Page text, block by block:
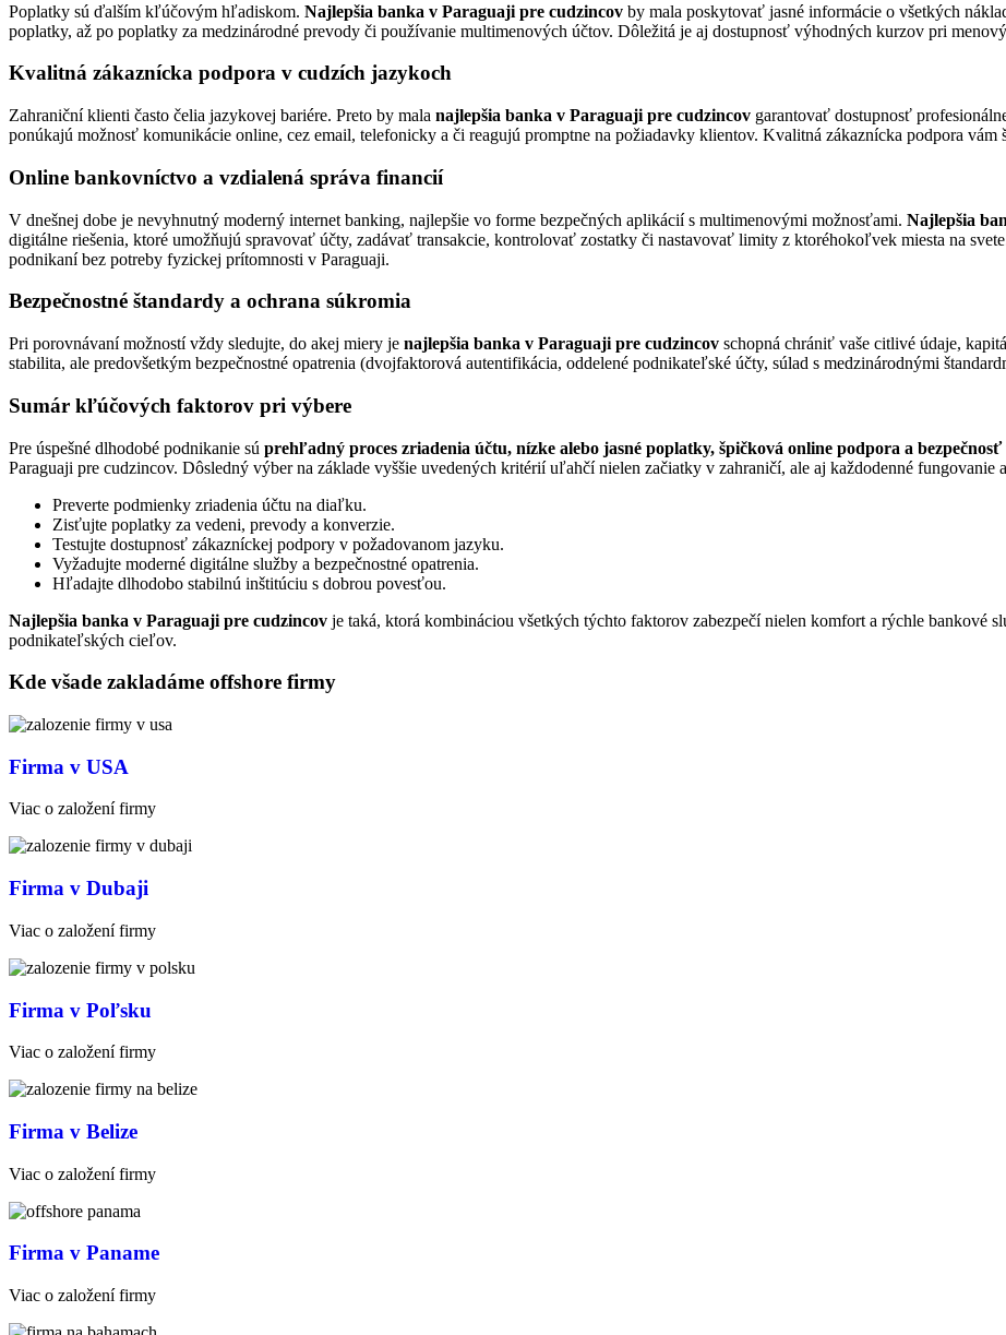
Poplatky sú ďalším kľúčovým hľadiskom. Najlepšia banka v Paraguaji pre cudzincov by mala poskytovať jasné informácie o všetkých
poplatky, až po poplatky za medzinárodné prevody či používanie multimenových účtov. Dôležitá je aj dostupnosť výhodných kurzov pri
Kvalitná zákaznícka podpora v cudzích jazykoch
Zahraniční klienti často čelia jazykovej bariére. Preto by mala najlepšia banka v Paraguaji pre cudzincov garantovať dostupnosť
ponúkajú možnosť komunikácie online, cez email, telefonicky a či reagujú promptne na požiadavky klientov. Kvalitná zákaznícka podpora
Online bankovníctvo a vzdialená správa financií
V dnešnej dobe je nevyhnutný moderný internet banking, najlepšie vo forme bezpečných aplikácií s multimenovými možnosťami. Najlepšia
digitálne riešenia, ktoré umožňujú spravovať účty, zadávať transakcie, kontrolovať zostatky či nastavovať limity z ktoréhokoľvek miesta na
podnikaní bez potreby fyzickej prítomnosti v Paraguaji.
Bezpečnostné štandardy a ochrana súkromia
Pri porovnávaní možností vždy sledujte, do akej miery je najlepšia banka v Paraguaji pre cudzincov schopná chrániť vaše citlivé údaje,
stabilita, ale predovšetkým bezpečnostné opatrenia (dvojfaktorová autentifikácia, oddelené podnikateľské účty, súlad s medzinárodnými
Sumár kľúčových faktorov pri výbere
Pre úspešné dlhodobé podnikanie sú prehľadný proces zriadenia účtu, nízke alebo jasné poplatky, špičková online podpora a
Paraguaji pre cudzincov. Dôsledný výber na základe vyššie uvedených kritérií uľahčí nielen začiatky v zahraničí, ale aj každodenné fungovanie
Preverte podmienky zriadenia účtu na diaľku.
Zisťujte poplatky za vedeni, prevody a konverzie.
Testujte dostupnosť zákazníckej podpory v požadovanom jazyku.
Vyžadujte moderné digitálne služby a bezpečnostné opatrenia.
Hľadajte dlhodobo stabilnú inštitúciu s dobrou povesťou.
Najlepšia banka v Paraguaji pre cudzincov je taká, ktorá kombináciou všetkých týchto faktorov zabezpečí nielen komfort a rýchle bankové
podnikateľských cieľov.
Kde všade zakladáme offshore firmy
Firma v USA
Viac o založení firmy
Firma v Dubaji
Viac o založení firmy
Firma v Poľsku
Viac o založení firmy
Firma v Belize
Viac o založení firmy
Firma v Paname
Viac o založení firmy